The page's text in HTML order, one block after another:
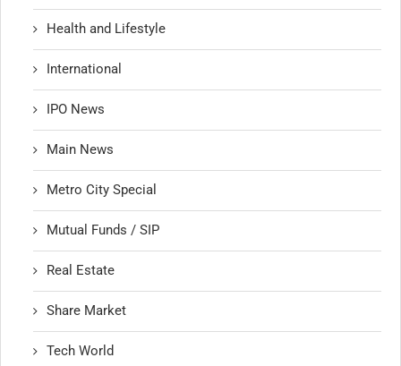
Health and Lifestyle
International
IPO News
Main News
Metro City Special
Mutual Funds / SIP
Real Estate
Share Market
Tech World